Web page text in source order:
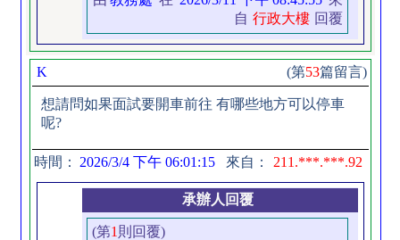
自 行政大樓 回覆
K (第53篇留言)
想請問如果面試要開車前往 有哪些地方可以停車
呢?
時間： 2026/3/4 下午 06:01:15 來自： 211.***.***.92
承辦人回覆
(第1 則回覆)